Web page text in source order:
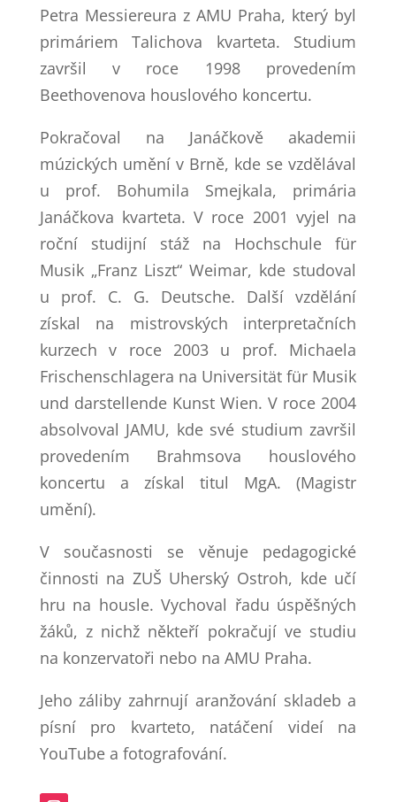
Petra Messiereura z AMU Praha, který byl
primáriem Talichova kvarteta. Studium
završil v roce 1998 provedením
Beethovenova houslového koncertu.
Pokračoval na Janáčkově akademii
múzických umění v Brně, kde se vzdělával
u prof. Bohumila Smejkala, primária
Janáčkova kvarteta. V roce 2001 vyjel na
roční studijní stáž na Hochschule für
Musik „Franz Liszt“ Weimar, kde studoval
u prof. C. G. Deutsche. Další vzdělání
získal na mistrovských interpretačních
kurzech v roce 2003 u prof. Michaela
Frischenschlagera na Universität für Musik
und darstellende Kunst Wien. V roce 2004
absolvoval JAMU, kde své studium završil
provedením Brahmsova houslového
koncertu a získal titul MgA. (Magistr
umění).
V současnosti se věnuje pedagogické
činnosti na ZUŠ Uherský Ostroh, kde učí
hru na housle. Vychoval řadu úspěšných
žáků, z nichž někteří pokračují ve studiu
na konzervatoři nebo na AMU Praha.
Jeho záliby zahrnují aranžování skladeb a
písní pro kvarteto, natáčení videí na
YouTube a fotografování.